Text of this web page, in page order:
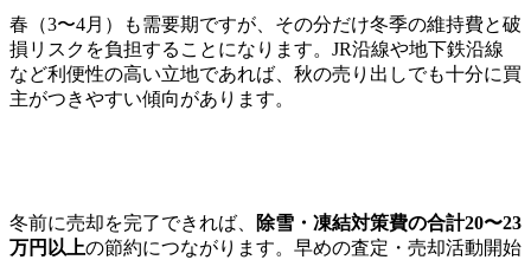
春（3〜4月）も需要期ですが、その分だけ冬季の維持費と破
損リスクを負担することになります。JR沿線や地下鉄沿線
など利便性の高い立地であれば、秋の売り出しでも十分に買
主がつきやすい傾向があります。
冬前に売却を完了できれば、
除雪・凍結対策費の合計20〜23
万円以上の節約につながります。早めの査定・売却活動開始